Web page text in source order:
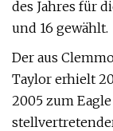
des Jahres für
und 16 gewählt.
Der aus
Taylor erhielt
2005 zum